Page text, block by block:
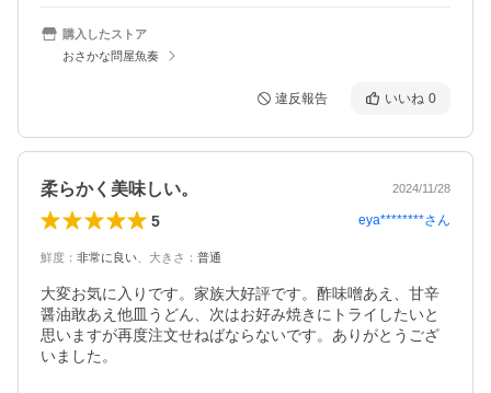
購入したストア
おさかな問屋魚奏
違反報告 いいね 0
柔らかく美味しい。 2024/11/28
5 eya********さん
鮮度 ： 非常に良い 大きさ ： 普通
大変お気に入りです。家族大好評です。酢味噌あえ、甘辛
醤油敢あえ他皿うどん、次はお好み焼きにトライしたいと
思いますが再度注文せねばならないです。ありがとうござ
いました。